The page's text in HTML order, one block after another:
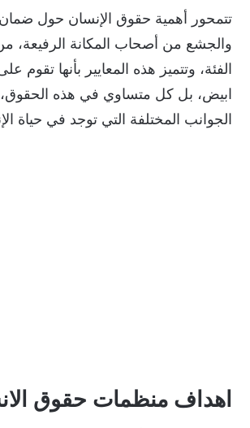
تتمحور أهمية حقوق الإنسان حول
والجشع من أصحاب المكانة الرفيعة،
الفئة، وتتميز هذه المعايير بأنها
ابيض، بل كل متساوي في هذه الحقوق،
الجوانب المختلفة التي توجد في حياة
اهداف منظمات حقوق